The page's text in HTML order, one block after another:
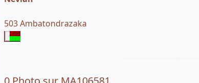
503 Ambatondrazaka